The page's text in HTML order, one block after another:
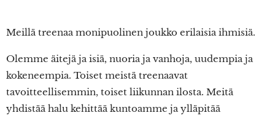
Meillä treenaa monipuolinen joukko erilaisia ihmisiä.
Olemme äitejä ja isiä, nuoria ja vanhoja, uudempia ja
kokeneempia. Toiset meistä treenaavat
tavoitteellisemmin, toiset liikunnan ilosta. Meitä
yhdistää halu kehittää kuntoamme ja ylläpitää